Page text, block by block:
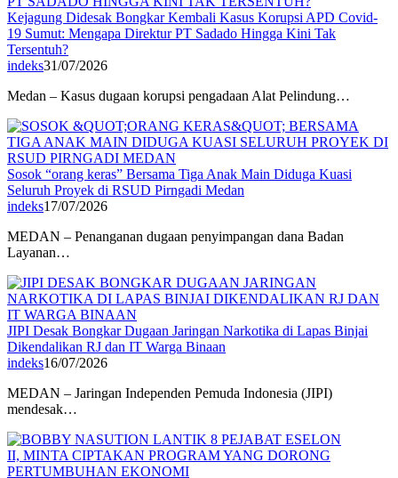
Kejagung Didesak Bongkar Kembali Kasus Korupsi APD Covid-
19 Sumut: Mengapa Direktur PT Sadado Hingga Kini Tak
Tersentuh?
indeks31/07/2026
Medan – Kasus dugaan korupsi pengadaan Alat Pelindung…
Sosok “orang keras” Bersama Tiga Anak Main Diduga Kuasi
Seluruh Proyek di RSUD Pirngadi Medan
indeks17/07/2026
MEDAN – Penanganan dugaan penyimpangan dana Badan
Layanan…
JIPI Desak Bongkar Dugaan Jaringan Narkotika di Lapas Binjai
Dikendalikan RJ dan IT Warga Binaan
indeks16/07/2026
MEDAN – Jaringan Independen Pemuda Indonesia (JIPI)
mendesak…